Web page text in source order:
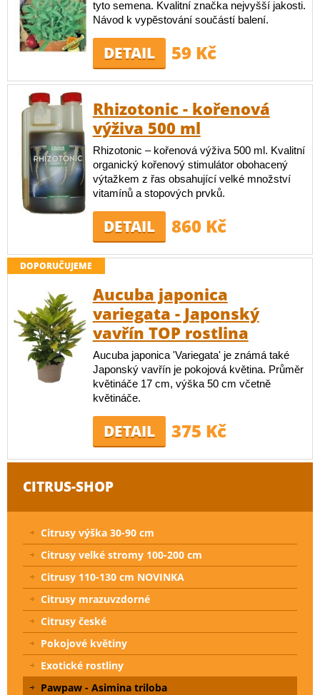
tyto semena. Kvalitní značka nejvyšší jakosti.
Návod k vypěstování součástí balení.
DETAIL 59 Kč
Rhizotonic - kořenová
výživa 500 ml
Rhizotonic – kořenová výživa 500 ml. Kvalitní
organický kořenový stimulátor obohacený
výtažkem z řas obsahující velké množství
vitamínů a stopových prvků.
DETAIL 860 Kč
DOPORUČUJEME
Aucuba japonica
variegata - Japonský
vavřín TOP rostlina
Aucuba japonica 'Variegata' je známá také
Japonský vavřín je pokojová květina. Průměr
květináče 17 cm, výška 50 cm včetně
květináče.
DETAIL 375 Kč
CITRUS-SHOP
Citrusy výška 30-90 cm
Citrusy velké stromy 100-200 cm
Citrusy 110-130 cm NOVINKA
Citrusy mrazuvzdorné
Citrusy české
Pokojové květiny
Exotické rostliny
Pawpaw - Asimina triloba